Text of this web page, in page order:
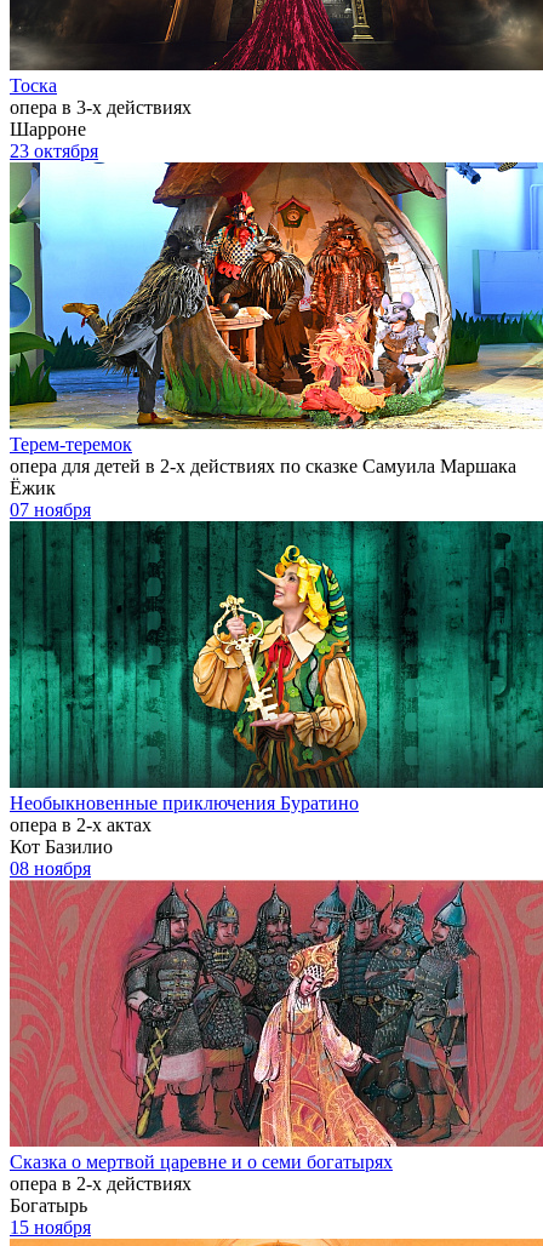
Тоска
опера в 3-х действиях
Шарроне
23 октября
Терем-теремок
опера для детей в 2-х действиях по сказке Самуила Маршака
Ёжик
07 ноября
Необыкновенные приключения Буратино
опера в 2-х актах
Кот Базилио
08 ноября
Сказка о мертвой царевне и о семи богатырях
опера в 2-х действиях
Богатырь
15 ноября